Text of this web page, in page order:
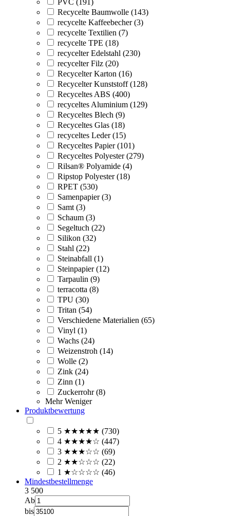
Recycelte Baumwolle (143)
recycelte Kaffeebecher (3)
recycelte Textilien (7)
recycelte TPE (18)
recycelter Edelstahl (230)
recycelter Filz (20)
Recycelter Karton (16)
Recycelter Kunststoff (128)
Recyceltes ABS (400)
recyceltes Aluminium (129)
Recyceltes Blech (9)
Recyceltes Glas (18)
recyceltes Leder (15)
Recyceltes Papier (101)
Recyceltes Polyester (279)
Rilsan® Polyamide (4)
Ripstop Polyester (18)
RPET (530)
Samenpapier (3)
Samt (3)
Schaum (3)
Segeltuch (22)
Silikon (32)
Stahl (22)
Steinabfall (1)
Steinpapier (12)
Tarpaulin (9)
terracotta (8)
TPU (30)
Tritan (54)
Verschiedene Materialien (65)
Vinyl (1)
Wachs (24)
Weizenstroh (14)
Wolle (2)
Zink (24)
Zinn (1)
Zuckerrohr (8)
Mehr Weniger
Produktbewertung
5 ★★★★★ (730)
4 ★★★★☆ (447)
3 ★★★☆☆ (69)
2 ★★☆☆☆ (22)
1 ★☆☆☆☆ (46)
Mindestbestellmenge
3 500
Ab
bis